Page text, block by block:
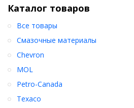
Каталог товаров
Все товары
Смазочные материалы
Chevron
MOL
Petro-Canada
Texaco